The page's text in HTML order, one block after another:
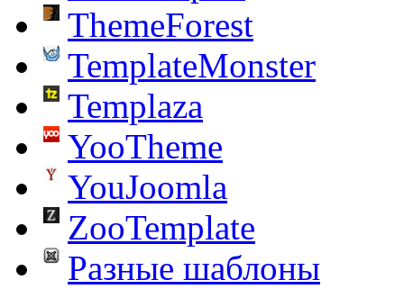
ThemeForest
TemplateMonster
Templaza
YooTheme
YouJoomla
ZooTemplate
Разные шаблоны